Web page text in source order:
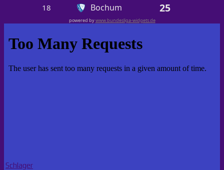
18 Bochum 25
powered bywww.bundesliga-widgets.de
Posted
Schlager